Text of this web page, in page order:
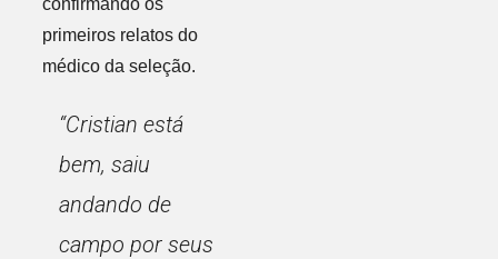
confirmando os
primeiros relatos do
médico da seleção.
“Cristian está
bem, saiu
andando de
campo por seus